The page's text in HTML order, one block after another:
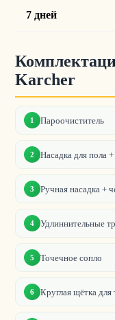
7 дней
Karcher
1 Пароочиститель
2 Насадка для пола
3 Ручная насадка +
4 Удлиннительные
5 Точечное сопло
6 Круглая щётка для